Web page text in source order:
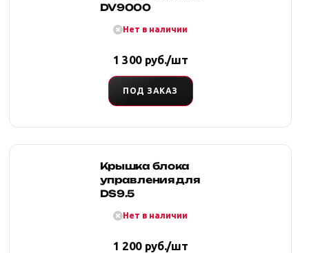
DV9000
Нет в наличии
1 300 руб./шт
ПОД ЗАКАЗ
Крышка блока
управления для
DS9.5
Нет в наличии
1 200 руб./шт